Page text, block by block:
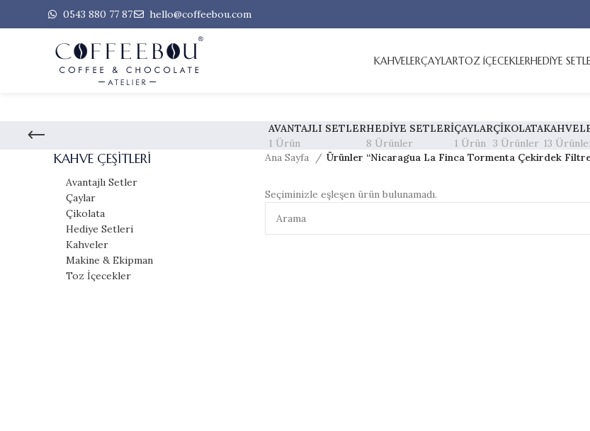
0543 880 77 87 hello@coffeebou.com
KAHVELERÇAYLARTOZ İÇECEKLERHEDİYE
AVANTAJLI SETLER
1 Ürün
HEDIYE SETLERI
8 Ürünler
ÇAYLAR
1 Ürün
ÇIKOLATA
3 Ürünler 13
KAHVE ÇEŞITLERI
Avantajlı Setler
Çaylar
Çikolata
Hediye Setleri
Kahveler
Makine & Ekipman
Toz İçecekler
Ana Sayfa Ürünler “Nicaragua La Finca Tormenta Çekirdek
Seçiminizle eşleşen ürün bulunamadı.